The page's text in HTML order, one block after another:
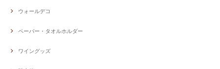
ウォールデコ
ペーパー・タオルホルダー
ワイングッズ